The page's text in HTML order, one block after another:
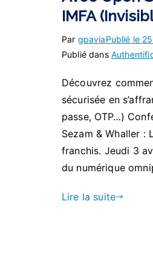
IMFA
Par gpaviaPublié le
Publié dans
Découvrez
sécurisée en
passe, OTP…)
Sezam & Whaller :
franchis. Jeudi 3
du numérique
Lire la suite